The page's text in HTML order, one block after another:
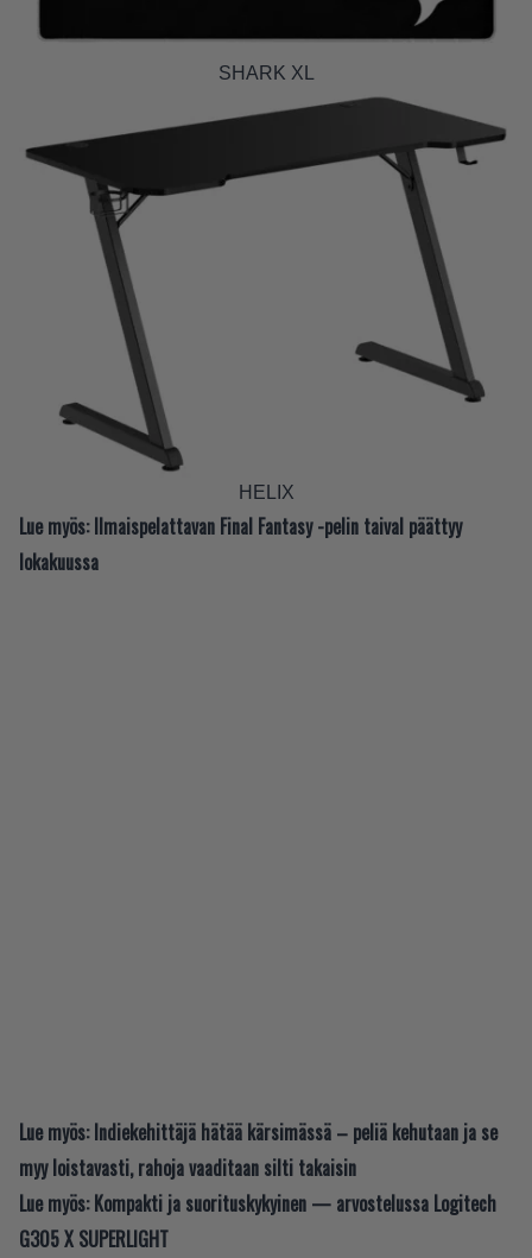
SHARK XL
HELIX
Lue myös: Ilmaispelattavan Final Fantasy -pelin taival päättyy
lokakuussa
Lue myös: Indiekehittäjä hätää kärsimässä – peliä kehutaan ja se
myy loistavasti, rahoja vaaditaan silti takaisin
Lue myös: Kompakti ja suorituskykyinen — arvostelussa Logitech
G305 X SUPERLIGHT